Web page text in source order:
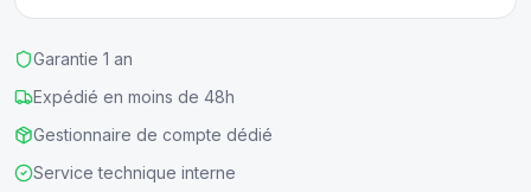
Garantie 1 an
Expédié en moins de 48h
Gestionnaire de compte dédié
Service technique interne